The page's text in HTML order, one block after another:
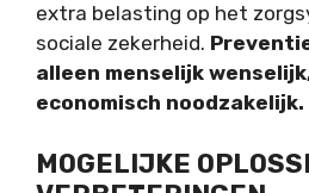
extra belasting op het
sociale zekerheid.
alleen menselijk
economisch noodzakelijk.
MOGELIJKE